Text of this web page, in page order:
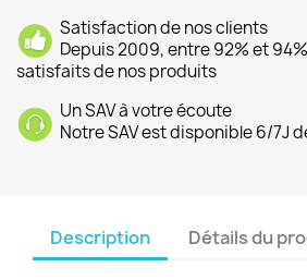
Satisfaction de nos clients
Depuis 2009, entre 92% et
satisfaits de nos produits
Un SAV à votre écoute
Notre SAV est disponible 6/7J
Description Détails du